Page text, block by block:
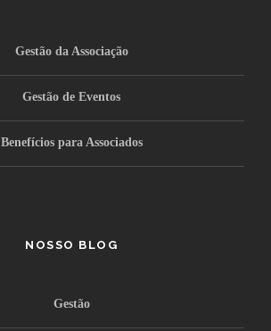
Gestão da Associação
Gestão de Eventos
Benefícios para Associados
NOSSO BLOG
Gestão